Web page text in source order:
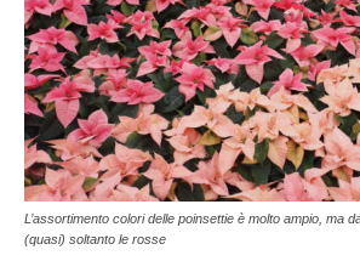
L’assortimento colori delle poinsettie è molto ampio, ma
(quasi) soltanto le rosse